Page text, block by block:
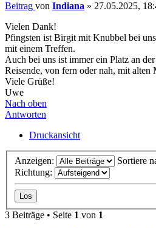
Beitrag von Indiana » 27.05.2025,
Vielen Dank!
Pfingsten ist Birgit mit Knubbel bei
mit einem Treffen.
Auch bei uns ist immer ein Platz an
Reisende, von fern oder nah, mit alten
Viele Grüße!
Uwe
Nach oben
Antworten
Druckansicht
Anzeigen:
Sortiere
Richtung:
3 Beiträge • Seite 1 von 1